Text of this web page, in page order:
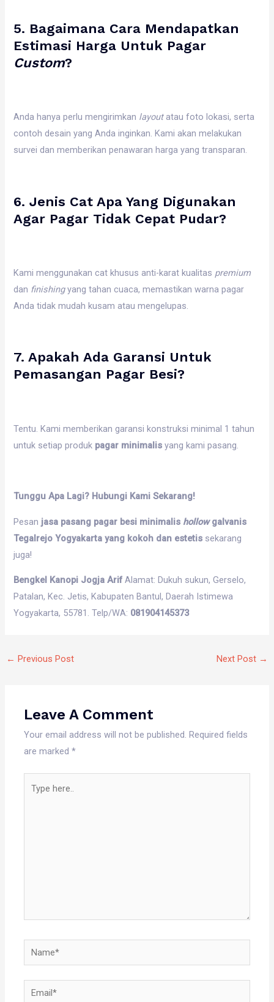
5. Bagaimana Cara Mendapatkan
Estimasi Harga Untuk Pagar
Custom?
Anda hanya perlu mengirimkan layoutatau foto lokasi, serta
contoh desain yang Anda inginkan. Kami akan melakukan
survei dan memberikan penawaran harga yang transparan.
6. Jenis Cat Apa Yang Digunakan
Agar Pagar Tidak Cepat Pudar?
Kami menggunakan cat khusus anti-karat kualitas premium
dan finishingyang tahan cuaca, memastikan warna pagar
Anda tidak mudah kusam atau mengelupas.
7. Apakah Ada Garansi Untuk
Pemasangan Pagar Besi?
Tentu. Kami memberikan garansi konstruksi minimal 1 tahun
untuk setiap produk pagar minimalis yang kami pasang.
Tunggu Apa Lagi? Hubungi Kami Sekarang!
Pesan jasa pasang pagar besi minimalis hollowgalvanis
Tegalrejo Yogyakarta yang kokoh dan estetis sekarang
juga!
Bengkel Kanopi Jogja Arif Alamat: Dukuh sukun, Gerselo,
Patalan, Kec. Jetis, Kabupaten Bantul, Daerah Istimewa
Yogyakarta, 55781. Telp/WA: 081904145373
← Previous Post Next Post →
Leave A Comment
Your email address will not be published. Required fields
are marked*
here..
Name*
Email*